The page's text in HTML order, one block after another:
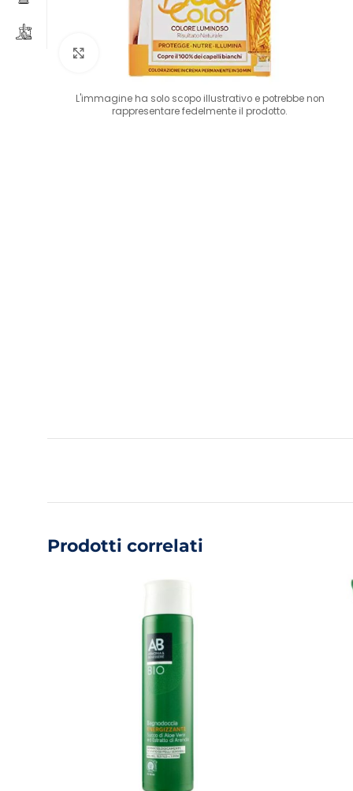
Clicca per ingrandire
L'immagine ha solo scopo illustrativo e potrebbe non
rappresentare fedelmente il prodotto.
Prodotti correlati